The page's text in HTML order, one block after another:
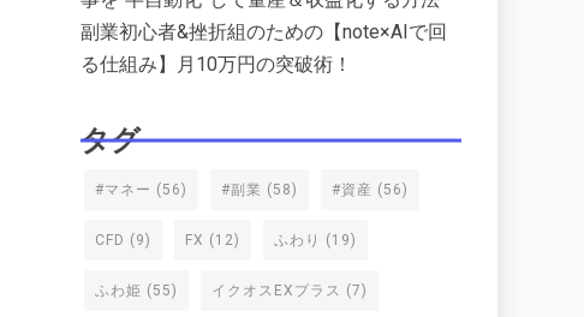
副業初心者&挫折組のための【note×AIで回
る仕組み】月10万円の突破術！
タグ
#マネー (56) #副業 (58) #資産 (56)
CFD (9) FX (12) ふわり (19)
ふわ姫 (55) イクオスEXプラス (7)